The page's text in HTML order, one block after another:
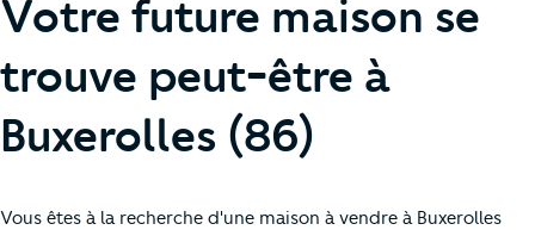
Votre future maison se
trouve peut-être à
Buxerolles (86)
Vous êtes à la recherche d'une maison à vendre à Buxerolles